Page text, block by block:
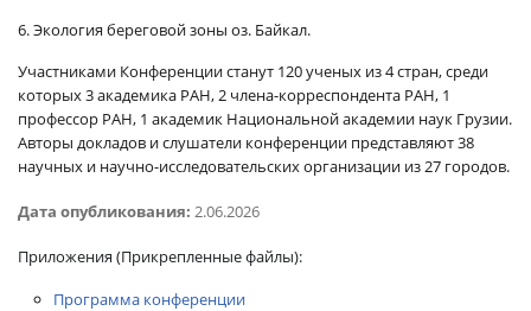
6. Экология береговой зоны оз. Байкал.
Участниками Конференции станут 120 ученых из 4 стран, среди
которых 3 академика РАН, 2 члена-корреспондента РАН, 1
профессор РАН, 1 академик Национальной академии наук Грузии.
Авторы докладов и слушатели конференции представляют 38
научных и научно-исследовательских организации из 27 городов.
Дата опубликования: 2.06.2026
Приложения (Прикрепленные файлы):
Программа конференции